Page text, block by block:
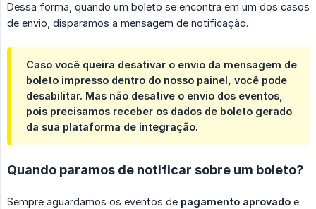
Dessa forma, quando um boleto se encontra em um dos casos
de envio, disparamos a mensagem de notificação.
Caso você queira desativar o envio da mensagem de
boleto impresso dentro do nosso painel, você pode
desabilitar. Mas não desative o envio dos eventos,
pois precisamos receber os dados de boleto gerado
da sua plataforma de integração.
Quando paramos de notificar sobre um boleto?
Sempre aguardamos os eventos de pagamento aprovado e